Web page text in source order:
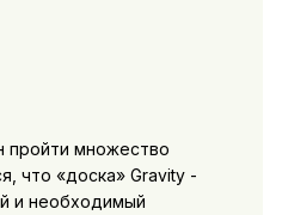
пройти множество
что «доска» Gravity -
и необходимый